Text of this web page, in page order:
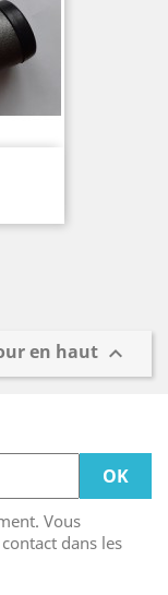
en haut 
Vous
dans les